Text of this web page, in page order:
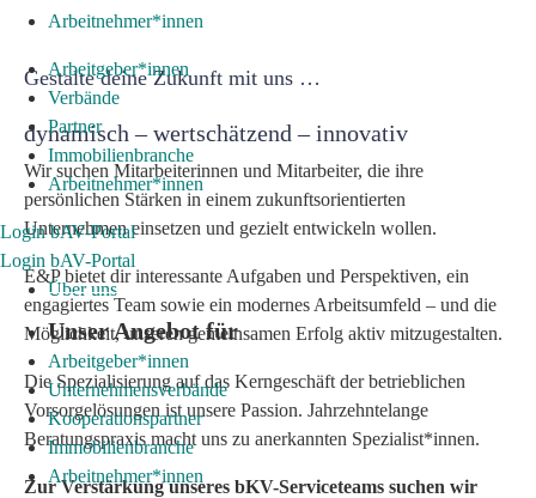
Arbeitnehmer*innen
Arbeitgeber*innen
Verbände
Partner
Immobilienbranche
Arbeitnehmer*innen
Login bAV-Portal
Login bAV-Portal
Über uns
Unser Angebot für
Arbeitgeber*innen
Unternehmensverbände
Kooperationspartner
Immobilienbranche
Arbeitnehmer*innen
Gestalte deine Zukunft mit uns …
dynamisch – wertschätzend – innovativ
Wir suchen Mitarbeiterinnen und Mitarbeiter, die ihre
persönlichen Stärken in einem zukunftsorientierten
Unternehmen einsetzen und gezielt entwickeln wollen.
E&P bietet dir interessante Aufgaben und Perspektiven, ein
engagiertes Team sowie ein modernes Arbeitsumfeld – und die
Möglichkeit, unseren gemeinsamen Erfolg aktiv mitzugestalten.
Die Spezialisierung auf das Kerngeschäft der betrieblichen
Vorsorgelösungen ist unsere Passion. Jahrzehntelange
Beratungspraxis macht uns zu anerkannten Spezialist*innen.
Zur Verstärkung unseres bKV-Serviceteams suchen wir